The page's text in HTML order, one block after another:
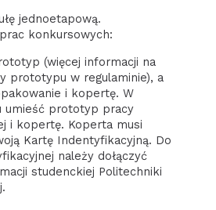
jednoetapową.
konkursowych:
(więcej informacji na
prototypu w regulaminie), a
i kopertę. W
umieść prototyp pracy
i kopertę. Koperta musi
Kartę Indentyfikacyjną. Do
należy dołączyć
studenckiej Politechniki